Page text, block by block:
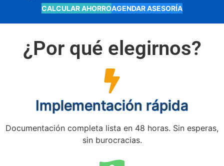
CALCULAR AHORROAGENDAR ASESORÍA
¿Por qué elegirnos?
Implementación rápida
Documentación completa lista en 48 horas. Sin esperas,
sin burocracias.